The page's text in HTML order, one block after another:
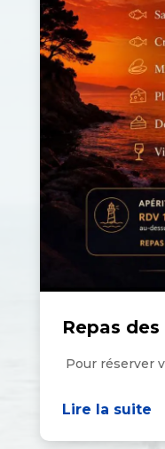
Repas
Pour réserver
Lire la suite